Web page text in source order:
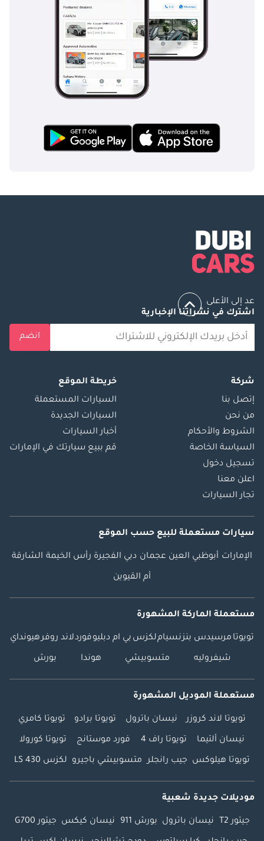
عد إلى الأعلى
اشترك في نشراتنا الإخبارية
انضم
شركة
إتصل بنا
من نحن
الشروط والأحكام
السياسة الخاصة
تسجيل دخول
اعلن معنا
تجار السيارات
خريطة الموقع
السيارات المستعملة
السيارات الجديدة
أخبار السيارات
قم ببيع سيارتك في الإمارات
سيارات مستعملة للبيع حسب الموقع
الإمارات أبوظبي العين عجمان دبي الفجيرة رأس الخيمة الشارقة
أم القيوين
مستعملة الماركة المشهورة
تويوتا مرسيدس بنزنسياملكزس بي ام دبليوفوردلاند روفرهيونداي
شيفروليه متسوبيشي هوندا بورش
مستعملة الموديل المشهورة
تويوتا لاند كروزر نيسان باترول تويوتا برادو تويوتا كامري
نيسان ألتيما تويوتا راف 4 فورد موستانج تويوتا كورولا
تويوتا هيلوكس جيب رانجلر متسوبيشي باجيرو لكزس LS 430
موديلات جديدة شعبية
جيتور T2 نيسان باترول بورش 911 نيسان كيكس جيتور G700